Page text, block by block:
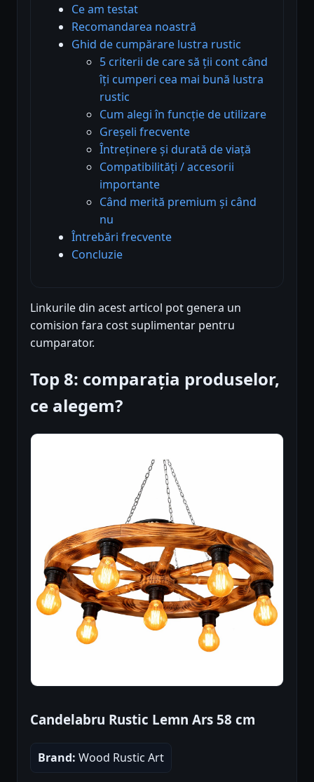
Ce am testat
Recomandarea noastră
Ghid de cumpărare lustra rustic
5 criterii de care să ții cont când
îți cumperi cea mai bună lustra
rustic
Cum alegi în funcție de utilizare
Greșeli frecvente
Întreținere și durată de viață
Compatibilități / accesorii
importante
Când merită premium și când
nu
Întrebări frecvente
Concluzie
Linkurile din acest articol pot genera un
comision fara cost suplimentar pentru
cumparator.
Top 8: comparația produselor,
ce alegem?
Candelabru Rustic Lemn Ars 58 cm
Brand: Wood Rustic Art